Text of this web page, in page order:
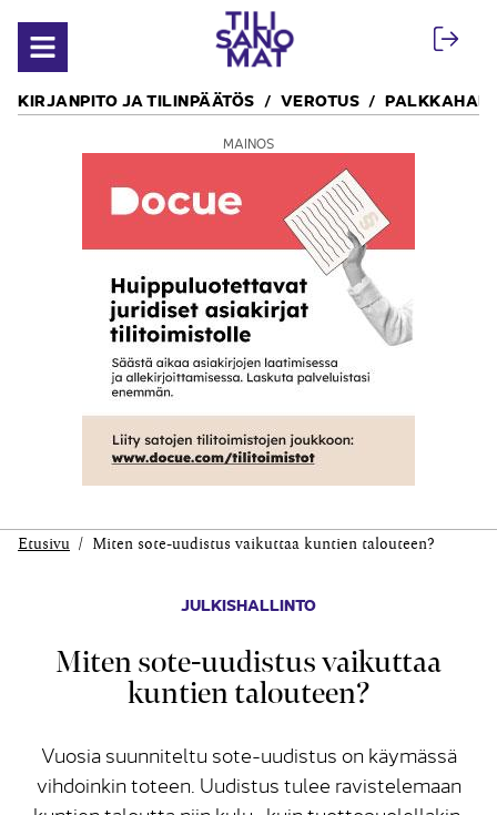
Avaa valikko
KIRJANPITO JA TILINPÄÄTÖS VEROTUS
MAINOS
Etusivu Miten sote-uudistus vaikuttaa kuntien talouteen?
JULKISHALLINTO
Miten sote-uudistus vaikuttaa
kuntien talouteen?
Vuosia suunniteltu sote-uudistus on käymässä
vihdoinkin toteen. Uudistus tulee ravistelemaan